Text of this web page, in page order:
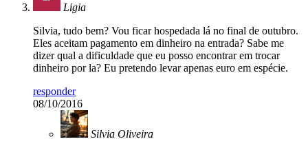
Ligia
Silvia, tudo bem? Vou ficar hospedada lá no final de outubro.
Eles aceitam pagamento em dinheiro na entrada? Sabe me
dizer qual a dificuldade que eu posso encontrar em trocar
dinheiro por la? Eu pretendo levar apenas euro em espécie.
responder
08/10/2016
Silvia Oliveira